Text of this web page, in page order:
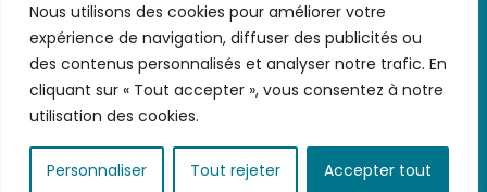
Nous utilisons des cookies pour améliorer votre
expérience de navigation, diffuser des publicités ou
des contenus personnalisés et analyser notre trafic. En
cliquant sur « Tout accepter », vous consentez à notre
utilisation des cookies.
Personnaliser Tout rejeter Accepter tout
Nous contacter- CGV/CGU-Données
personnelles-Infos pratiques- FAQ
Votre email